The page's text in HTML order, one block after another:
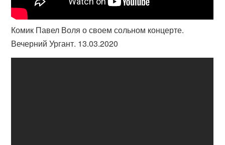
Комик Павел Воля о своем сольном концерте.
Вечерний Ургант. 13.03.2020